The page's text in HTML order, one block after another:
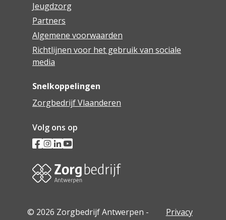
Jeugdzorg
Partners
Algemene voorwaarden
Richtlijnen voor het gebruik van sociale
media
Snelkoppelingen
Zorgbedrijf Vlaanderen
Volg ons op
© 2026 Zorgbedrijf Antwerpen -
Privacy